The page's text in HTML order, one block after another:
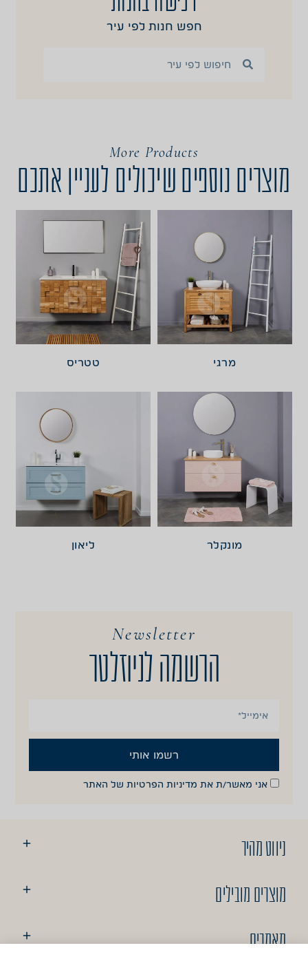
חפש חנות לפי עיר
More Products
מוצרים נוספים שיכולים לעניין אתכם
מרגי טטריס
מונקלר ליאון
Newsletter
הרשמה לניוזלטר
אני מאשר/ת את מדיניות הפרטיות של האתר
רשמו אותי
ניווט מהיר
מוצרים מובילים
מאמרים